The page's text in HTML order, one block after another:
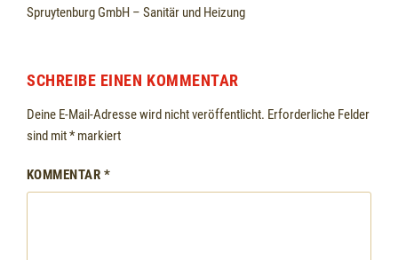
Spruytenburg GmbH – Sanitär und Heizung
SCHREIBE EINEN KOMMENTAR
Deine E-Mail-Adresse wird nicht veröffentlicht. Erforderliche Felder
sind mit*markiert
KOMMENTAR *